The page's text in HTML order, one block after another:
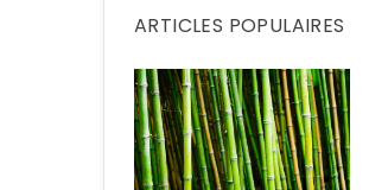
ARTICLES POPULAIRES